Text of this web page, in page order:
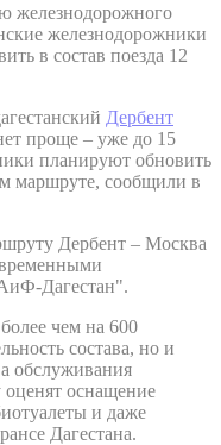
железнодорожного
железнодорожники
в состав поезда 12
Дербент
проще – уже до 15
планируют обновить
маршруте, сообщили в
Дербент – Москва
Дагестан".
чем на 600
состава, но и
обслуживания
оценят оснащение
и даже
Дагестана.